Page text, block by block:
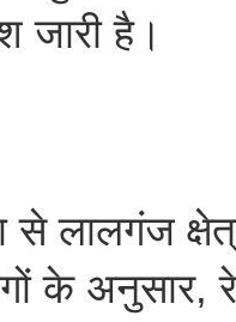
जारी है।
से लालगंज
के अनुसार,